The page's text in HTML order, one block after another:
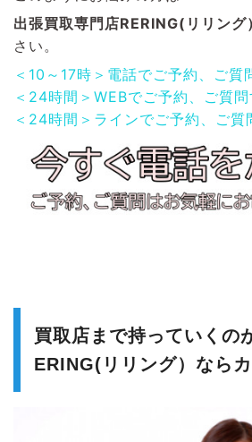
出張買取専門店RERING(リリング）
さい。
＜10～17時＞電話でご予約、ご質
＜24時間＞WEBでご予約、ご質問
＜24時間＞ラインでご予約、ご質
買取店まで持っていくの
ERING(リリング）なら